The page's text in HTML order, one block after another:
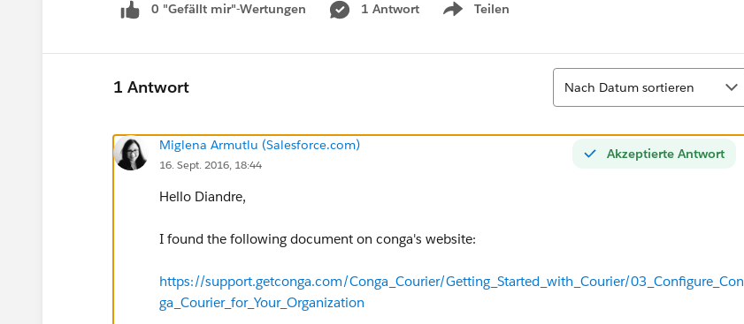
0 "Gefällt mir"-Wertungen 1 Antwort Teilen
Show menu
1 Antwort
Sortieren
Nach Datum sortieren
Akzeptierte Antwort
Miglena Armutlu (Salesforce.com)
16. Sept. 2016, 18:44
Hello Diandre,
I found the following document on conga's website:
https://support.getconga.com/Conga_Courier/Getting_Started_with_Courier/03_Configure_Con
ga_Courier_for_Your_Organization